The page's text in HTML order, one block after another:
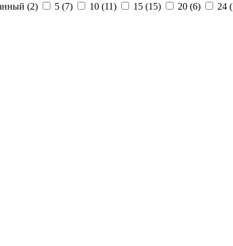
(2) 5 (7) 10 (11) 15 (15) 20 (6) 24